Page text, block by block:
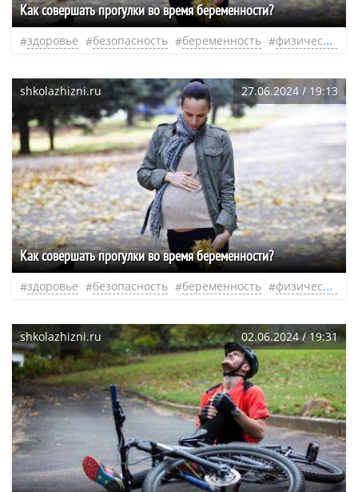
Как совершать прогулки во время беременности?
здоровье безопасность беременность физическая нагрузка
shkolazhizni.ru 27.06.2024 / 19:13
Как совершать прогулки во время беременности?
здоровье безопасность беременность физическая нагрузка
shkolazhizni.ru 02.06.2024 / 19:31